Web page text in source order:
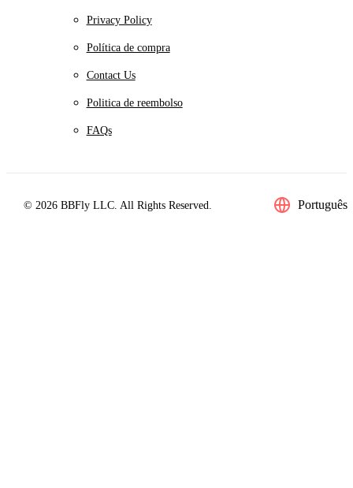
Privacy Policy
Política de compra
Contact Us
Politica de reembolso
FAQs
© 2026 BBFly LLC. All Rights Reserved. Português